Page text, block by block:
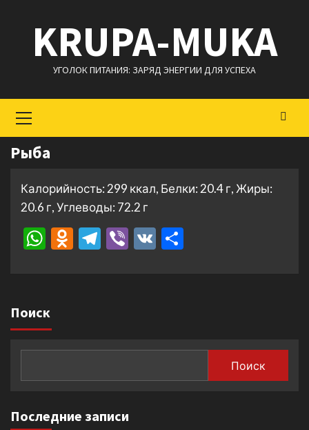
содержимому
KRUPA-MUKA
УГОЛОК ПИТАНИЯ: ЗАРЯД ЭНЕРГИИ ДЛЯ УСПЕХА
меню
Рыба
Калорийность: 299 ккал, Белки: 20.4 г, Жиры:
20.6 г, Углеводы: 72.2 г
WhatsApp
Odnoklassniki
Telegram
Viber
VK
Поиск
Поиск
Последние записи